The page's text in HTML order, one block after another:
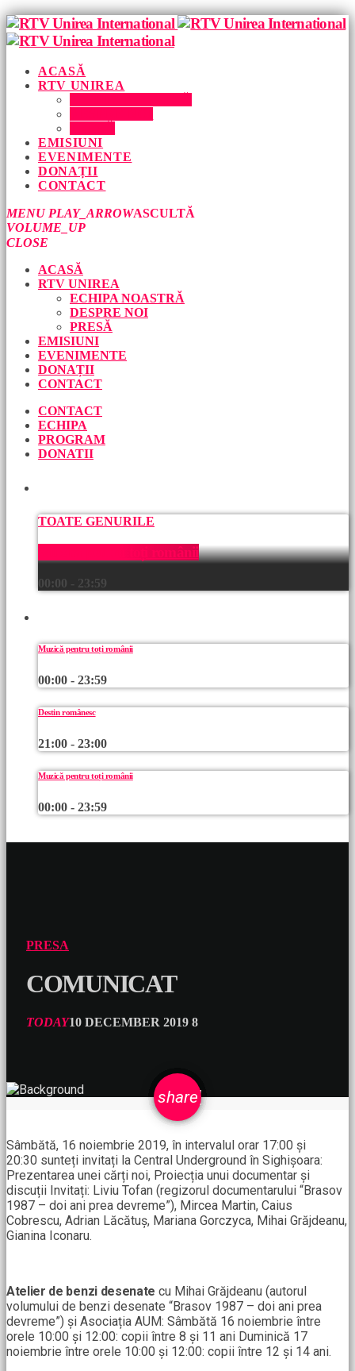
ACASĂ
RTV UNIREA
EMISIUNI
EVENIMENTE
DONAȚII
CONTACT
MENU PLAY_ARROWASCULTĂ
VOLUME_UP
CLOSE
ACASĂ
RTV UNIREA
ECHIPA NOASTRĂ
DESPRE NOI
PRESĂ
EMISIUNI
EVENIMENTE
DONAȚII
CONTACT
CONTACT
ECHIPA
PROGRAM
DONATII
TOATE GENURILE
Muzică pentru toți românii
00:00 - 23:59
Muzică pentru toți românii
00:00 - 23:59
Destin românesc
21:00 - 23:00
Muzică pentru toți românii
00:00 - 23:59
PRESA
COMUNICAT
TODAY10 DECEMBER 2019 8
share
email
Sâmbătă, 16 noiembrie 2019, în intervalul orar 17:00 și
20:30 sunteți invitați la Central Underground în Sighișoara:
Prezentarea unei cărți noi, Proiecția unui documentar și
discuții Invitați: Liviu Tofan (regizorul documentarului “Brasov
1987 – doi ani prea devreme”), Mircea Martin, Caius
Cobrescu, Adrian Lăcătuș, Mariana Gorczyca, Mihai Grăjdeanu,
Gianina Iconaru.
Atelier de benzi desenate cu Mihai Grăjdeanu (autorul
volumului de benzi desenate “Brasov 1987 – doi ani prea
devreme”) și Asociația AUM: Sâmbătă 16 noiembrie între
orele 10:00 și 12:00: copii între 8 și 11 ani Duminică 17
noiembrie între orele 10:00 și 12:00: copii între 12 și 14 ani.